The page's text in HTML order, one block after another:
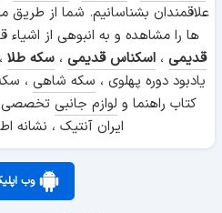
علاقمندان بشناسانیم. شما از طریق
ها را مشاهده و به انبوهی از
قدیمی ، اسکناس قدیمی ، سکه طلا ،
یادبود دوره پهلوی ، سکه شاهی ،
کتاب راهنما و لوازم جانبی تخصصی
ایران آنتیک ،
وب